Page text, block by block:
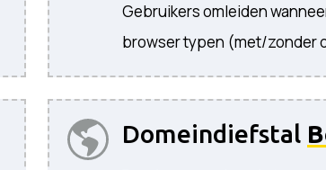
Gebruikers omleiden
browser typen (met/zonder
Domeindiefstal